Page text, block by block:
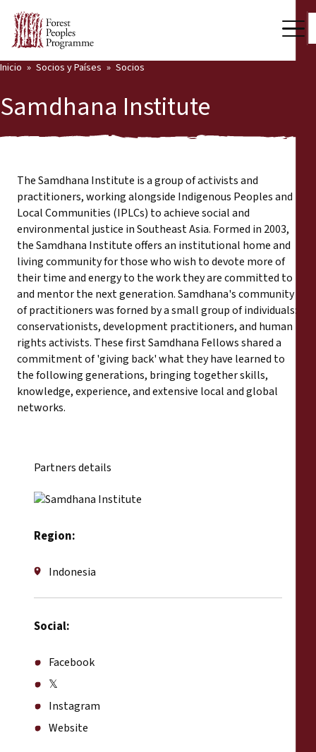
Quiénes somos
Sala de prensa
Apóyenos
Nuestro trabajo
Voces comunitarias
Socios y Países
Back
Socios y Países
Socios
Países
Últimas noticias
Publicaciones y recursos
Inicio Socios y Países Socios
Samdhana Institute
The Samdhana Institute is a group of activists and
practitioners, working alongside Indigenous Peoples and
Local Communities (IPLCs) to achieve social and
environmental justice in Southeast Asia. Formed in 2003,
the Samdhana Institute offers an institutional home and
living community for those who wish to devote more of
their time and energy to the work they are committed to
and mentor the next generation. Samdhana's community
of practitioners was forned by a small group of individuals:
conservationists, development practitioners, and human
rights activists. These first Samdhana Fellows shared a
commitment of 'giving back' what they have learned to
the following generations, bringing together skills,
knowledge, experience, and extensive local and global
networks.
Partners details
Region:
Indonesia
Social:
Facebook
𝕏
Instagram
Website